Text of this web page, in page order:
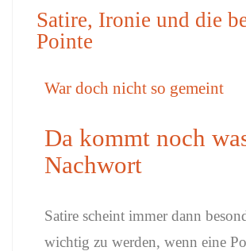
Satire, Ironie und die
Pointe
War doch nicht so gemeint
Da kommt noch
Nachwort
Satire scheint immer dann
wichtig zu werden, wenn eine